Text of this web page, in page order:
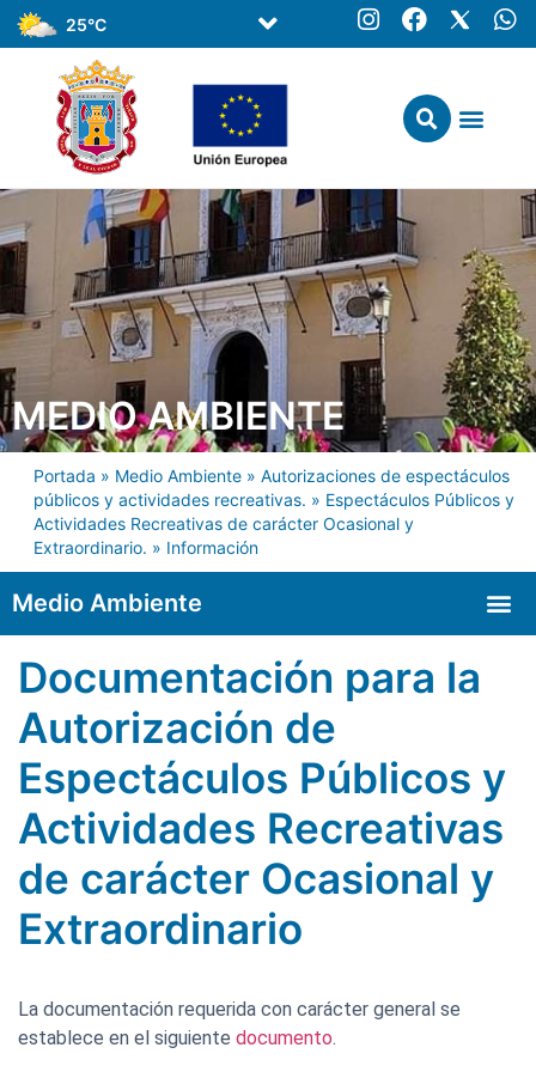
25°C
MEDIO AMBIENTE
Portada » Medio Ambiente » Autorizaciones de espectáculos
públicos y actividades recreativas. » Espectáculos Públicos y
Actividades Recreativas de carácter Ocasional y
Extraordinario. » Información
Medio Ambiente
Documentación para la
Autorización de
Espectáculos Públicos y
Actividades Recreativas
de carácter Ocasional y
Extraordinario
La documentación requerida con carácter general se
establece en el siguiente documento.